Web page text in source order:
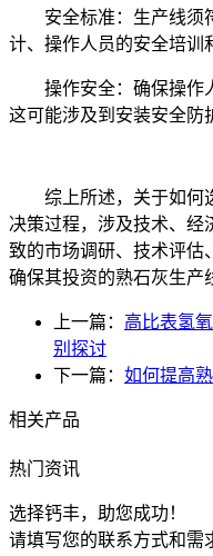
安全标准：生产线须
计、操作人员的安全培训
操作安全：确保操作人
这可能涉及到安装安全防
综上所述，关于如何
决策过程，涉及技术、经
致的市场调研、技术评估
确保其投资的熟石灰生产
上一篇： 高比表氢
别探讨
下一篇： 如何提高
相关产品
热门资讯
选择钙丰，助您成功！
请填写您的联系方式和需